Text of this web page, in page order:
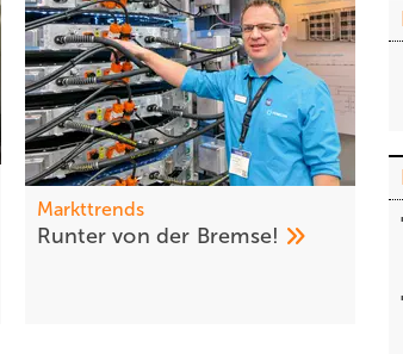
Markttrends
Runter von der Bremse!